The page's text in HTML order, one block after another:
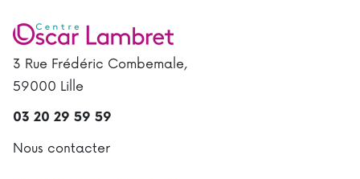
3 Rue Frédéric Combemale,
59000 Lille
03 20 29 59 59
Nous contacter